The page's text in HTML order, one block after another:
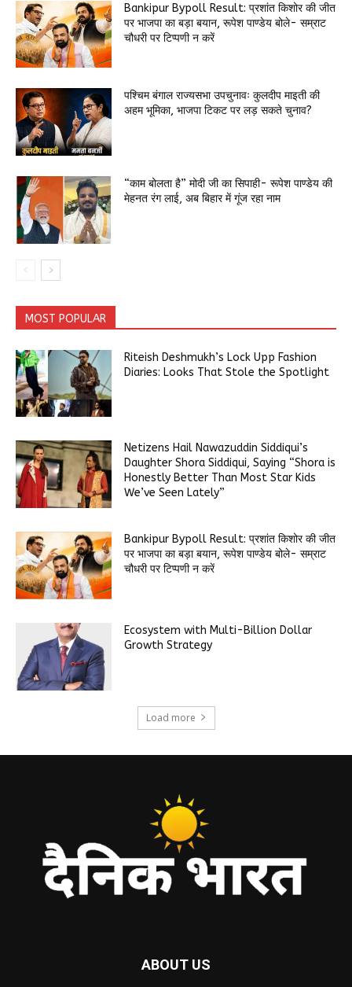
Bankipur Bypoll Result: प्रशांत किशोर की जीत
पर भाजपा का बड़ा बयान, रूपेश पाण्डेय बोले- सम्राट
चौधरी पर टिप्पणी न करें
पश्चिम बंगाल राज्यसभा उपचुनावः कुलदीप माइती की
अहम भूमिका, भाजपा टिकट पर लड़ सकते चुनाव?
“काम बोलता है” मोदी जी का सिपाही- रूपेश पाण्डेय की
मेहनत रंग लाई, अब बिहार में गूंज रहा नाम
MOST POPULAR
Riteish Deshmukh’s Lock Upp Fashion
Diaries: Looks That Stole the Spotlight
Netizens Hail Nawazuddin Siddiqui’s
Daughter Shora Siddiqui, Saying “Shora is
Honestly Better Than Most Star Kids
We’ve Seen Lately”
Bankipur Bypoll Result: प्रशांत किशोर की जीत
पर भाजपा का बड़ा बयान, रूपेश पाण्डेय बोले- सम्राट
चौधरी पर टिप्पणी न करें
Ecosystem with Multi-Billion Dollar
Growth Strategy
Load more
ABOUT US